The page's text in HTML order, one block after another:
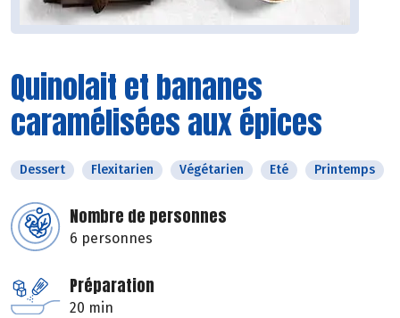
Quinolait et bananes
caramélisées aux épices
Dessert Flexitarien Végétarien Eté Printemps
Nombre de personnes
6 personnes
Préparation
20 min